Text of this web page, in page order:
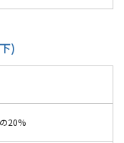
)
20%